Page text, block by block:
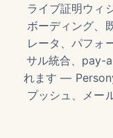
ライブ証明ウィ
ボーディング、
レータ、パフォ
サル統合、pay-
れます —
プッシュ、メー